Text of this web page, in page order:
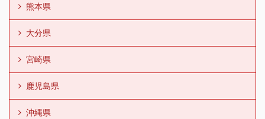
熊本県
大分県
宮崎県
鹿児島県
沖縄県